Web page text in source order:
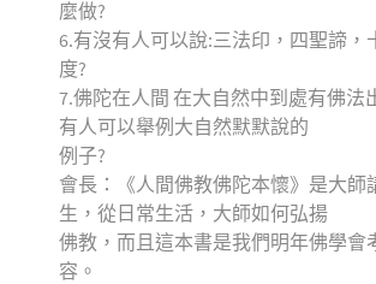
麼做?
6.有沒有人可以說:三法印，四聖諦，
度?
7.佛陀在人間 在大自然中到處有佛法
有人可以舉例大自然默默說的
例子?
會長：《人間佛教佛陀本懷》是大師
生，從日常生活，大師如何弘揚
佛教，而且這本書是我們明年佛學會
容。